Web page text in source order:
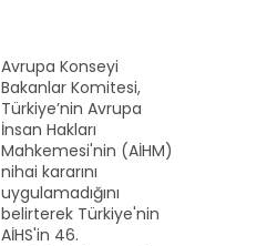
Avrupa Konseyi
Bakanlar Komitesi,
Türkiye’nin Avrupa
İnsan Hakları
Mahkemesi'nin (AİHM)
nihai kararını
uygulamadığını
belirterek Türkiye'nin
AİHS'in 46.